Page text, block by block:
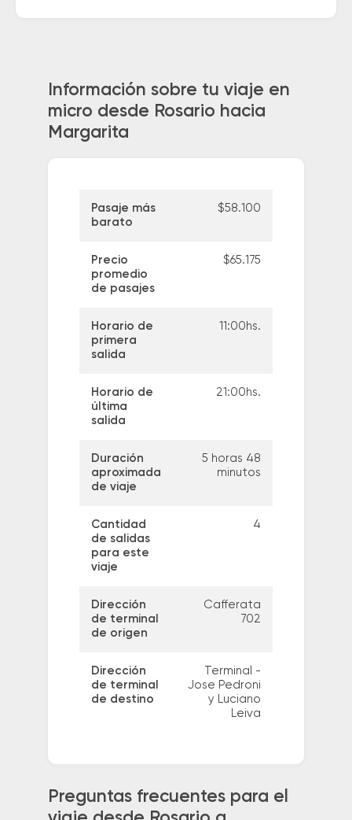
Información sobre tu viaje en
micro desde Rosario hacia
Margarita
Pasaje más
barato
$58.100
Precio
promedio
de pasajes
$65.175
Horario de
primera
salida
11:00hs.
Horario de
última
salida
21:00hs.
Duración
aproximada
de viaje
5 horas 48
minutos
Cantidad
de salidas
para este
viaje
4
Dirección
de terminal
de origen
Cafferata
702
Dirección
de terminal
de destino
Terminal -
Jose Pedroni
y Luciano
Leiva
Preguntas frecuentes para el